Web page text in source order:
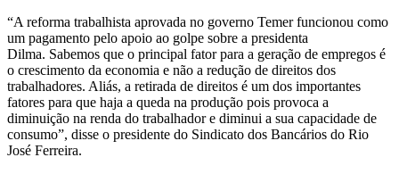
“A reforma trabalhista aprovada no governo Temer funcionou como
um pagamento pelo apoio ao golpe sobre a presidenta
Dilma. Sabemos que o principal fator para a geração de empregos é
o crescimento da economia e não a redução de direitos dos
trabalhadores. Aliás, a retirada de direitos é um dos importantes
fatores para que haja a queda na produção pois provoca a
diminuição na renda do trabalhador e diminui a sua capacidade de
consumo”, disse o presidente do Sindicato dos Bancários do Rio
José Ferreira.